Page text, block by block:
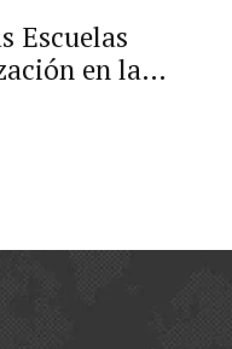
Escuelas
en la